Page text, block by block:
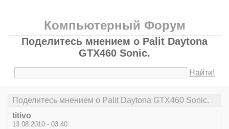
Компьютерный Форум
Поделитесь мнением о Palit Daytona
GTX460 Sonic.
Найти!
Поделитесь мнением о Palit Daytona GTX460 Sonic.
titivo
13.08.2010 - 03:40